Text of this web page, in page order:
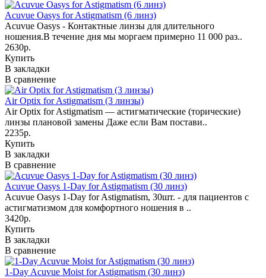
Acuvue Oasys for Astigmatism (6 линз)
Acuvue Oasys - Контактные линзы для длительного
ношения.В течение дня мы моргаем примерно 11 000 раз..
2630р.
Купить
В закладки
В сравнение
Air Optix for Astigmatism (3 линзы)
Air Optix for Astigmatism — астигматические (торические)
линзы плановой замены Даже если Вам постави..
2235р.
Купить
В закладки
В сравнение
Acuvue Oasys 1-Day for Astigmatism (30 линз)
Acuvue Oasys 1-Day for Astigmatism, 30шт. - для пациентов с
астигматизмом для комфортного ношения в ..
3420р.
Купить
В закладки
В сравнение
1-Day Acuvue Moist for Astigmatism (30 линз)